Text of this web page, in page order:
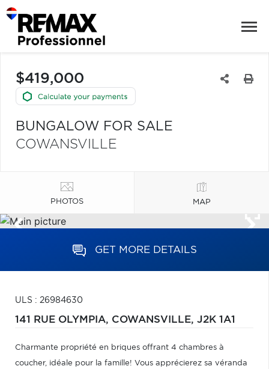
$419,000
BUNGALOW FOR SALE
COWANSVILLE
PHOTOS MAP
GET MORE DETAILS
ULS : 26984630
141 RUE OLYMPIA, COWANSVILLE, J2K 1A1
Charmante propriété en briques offrant 4 chambres à
coucher, idéale pour la famille! Vous apprécierez sa véranda